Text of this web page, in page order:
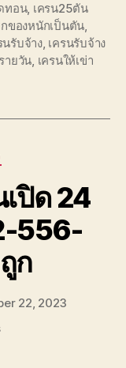
ทอน, เครน25ตัน
กของหนักเป็นตัน,
นรับจ้าง, เครนรับจ้าง
ายวัน, เครนให้เข่า
ปิด 24
556-
ก
22, 2023
on